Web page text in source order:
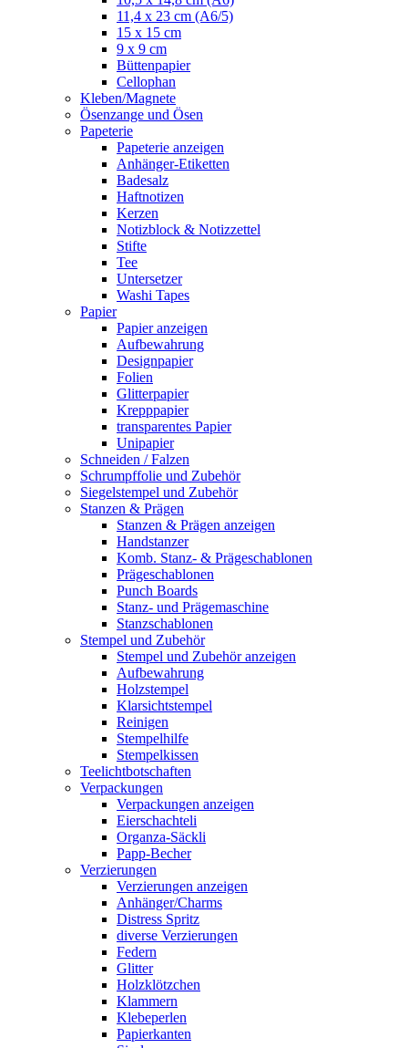
11,4 x 23 cm (A6/5)
15 x 15 cm
9 x 9 cm
Büttenpapier
Cellophan
Kleben/Magnete
Ösenzange und Ösen
Papeterie
Papeterie anzeigen
Anhänger-Etiketten
Badesalz
Haftnotizen
Kerzen
Notizblock & Notizzettel
Stifte
Tee
Untersetzer
Washi Tapes
Papier
Papier anzeigen
Aufbewahrung
Designpapier
Folien
Glitterpapier
Krepppapier
transparentes Papier
Unipapier
Schneiden / Falzen
Schrumpffolie und Zubehör
Siegelstempel und Zubehör
Stanzen & Prägen
Stanzen & Prägen anzeigen
Handstanzer
Komb. Stanz- & Prägeschablonen
Prägeschablonen
Punch Boards
Stanz- und Prägemaschine
Stanzschablonen
Stempel und Zubehör
Stempel und Zubehör anzeigen
Aufbewahrung
Holzstempel
Klarsichtstempel
Reinigen
Stempelhilfe
Stempelkissen
Teelichtbotschaften
Verpackungen
Verpackungen anzeigen
Eierschachteli
Organza-Säckli
Papp-Becher
Verzierungen
Verzierungen anzeigen
Anhänger/Charms
Distress Spritz
diverse Verzierungen
Federn
Glitter
Holzklötzchen
Klammern
Klebeperlen
Papierkanten